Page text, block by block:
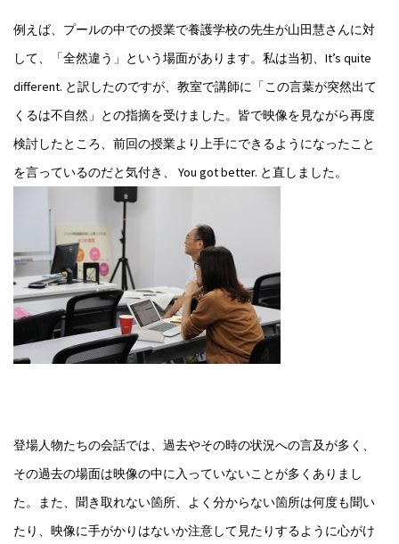
例えば、プールの中での授業で養護学校の先生が山田慧さんに対
して、「全然違う」という場面があります。私は当初、It’s quite
different. と訳したのですが、教室で講師に「この言葉が突然出て
くるは不自然」との指摘を受けました。皆で映像を見ながら再度
検討したところ、前回の授業より上手にできるようになったこと
を言っているのだと気付き、 You got better. と直しました。
登場人物たちの会話では、過去やその時の状況への言及が多く、
その過去の場面は映像の中に入っていないことが多くありまし
た。また、聞き取れない箇所、よく分からない箇所は何度も聞い
たり、映像に手がかりはないか注意して見たりするように心がけ